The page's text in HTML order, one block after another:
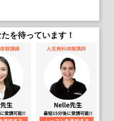
を待っています！